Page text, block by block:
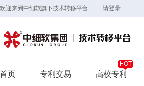
欢迎来到中细软旗下技术转移平台 请登录
首页 专利交易 高校专利